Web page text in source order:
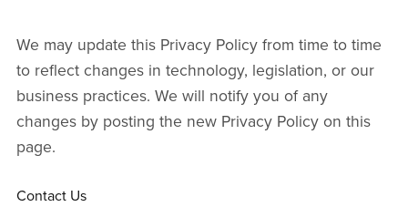
We may update this Privacy Policy from time to time
to reflect changes in technology, legislation, or our
business practices. We will notify you of any
changes by posting the new Privacy Policy on this
page.
Contact Us